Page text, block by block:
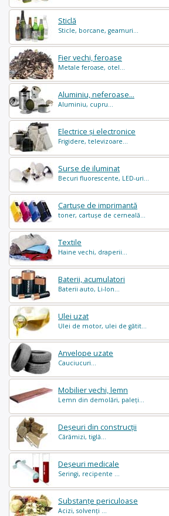
Sticlă
Sticle, borcane, geamuri...
Fier vechi, feroase
Metale feroase, otel...
Aluminiu, neferoase...
Aluminiu, cupru...
Electrice și electronice
Frigidere, televizoare...
Surse de iluminat
Becuri fluorescente, LED-uri...
Cartușe de imprimantă
toner, cartușe de cerneală...
Textile
Haine vechi, draperii...
Baterii, acumulatori
Baterii auto, Li-Ion...
Ulei uzat
Ulei de motor, ulei de gătit...
Anvelope uzate
Cauciucuri...
Mobilier vechi, lemn
Lemn din demolări, paleți...
Deșeuri din construcții
Cărămizi, tiglă...
Deșeuri medicale
Seringi, recipente ...
Substanțe periculoase
Acizi, solvenți ...